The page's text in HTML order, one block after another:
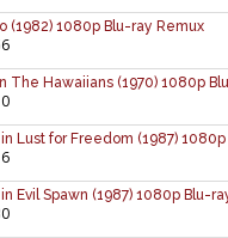
(1982) 1080p Blu-ray Remux
The Hawaiians (1970) 1080p
Lust for Freedom (1987)
Evil Spawn (1987) 1080p Blu-